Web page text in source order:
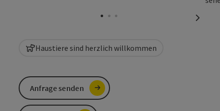
Haustiere sind herzlich willkommen
Anfrage senden